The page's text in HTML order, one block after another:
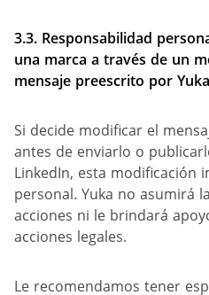
3.3. Responsabilidad
una marca a través de un
mensaje preescrito por
Si decide modificar el
antes de enviarlo o
LinkedIn, esta modificación
personal. Yuka no asumirá
acciones ni le brindará
acciones legales.
Le recomendamos tener